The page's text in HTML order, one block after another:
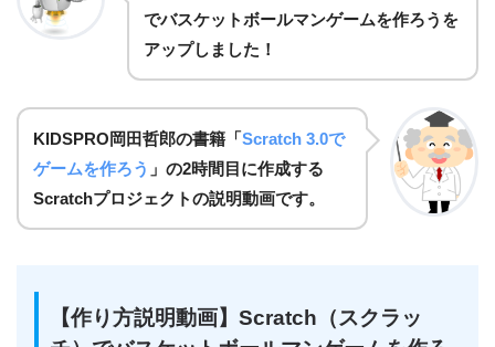
でバスケットボールマンゲームを作ろうを
アップしました！
KIDSPRO岡田哲郎の書籍「Scratch 3.0で
ゲームを作ろう 」の2時間目に作成する
Scratchプロジェクトの説明動画です。
【作り方説明動画】Scratch（スクラッ